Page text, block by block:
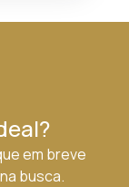
em breve
busca.